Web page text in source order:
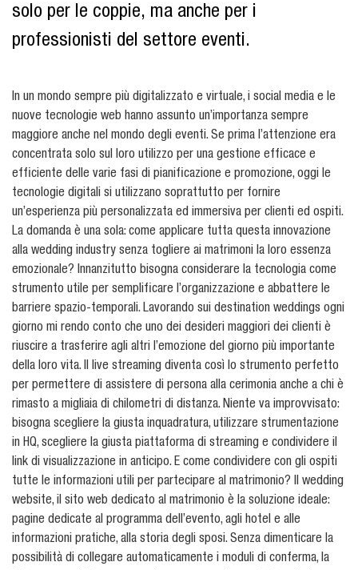
solo per le coppie, ma anche per i
professionisti del settore eventi.
In un mondo sempre più digitalizzato e virtuale, i social media e le
nuove tecnologie web hanno assunto un’importanza sempre
maggiore anche nel mondo degli eventi. Se prima l’attenzione era
concentrata solo sul loro utilizzo per una gestione efficace e
efficiente delle varie fasi di pianificazione e promozione, oggi le
tecnologie digitali si utilizzano soprattutto per fornire
un’esperienza più personalizzata ed immersiva per clienti ed ospiti.
La domanda è una sola: come applicare tutta questa innovazione
alla wedding industry senza togliere ai matrimoni la loro essenza
emozionale? Innanzitutto bisogna considerare la tecnologia come
strumento utile per semplificare l’organizzazione e abbattere le
barriere spazio-temporali. Lavorando sui destination weddings ogni
giorno mi rendo conto che uno dei desideri maggiori dei clienti è
riuscire a trasferire agli altri l’emozione del giorno più importante
della loro vita. Il live streaming diventa così lo strumento perfetto
per permettere di assistere di persona alla cerimonia anche a chi è
rimasto a migliaia di chilometri di distanza. Niente va improvvisato:
bisogna scegliere la giusta inquadratura, utilizzare strumentazione
in HQ, scegliere la giusta piattaforma di streaming e condividere il
link di visualizzazione in anticipo. E come condividere con gli ospiti
tutte le informazioni utili per partecipare al matrimonio? Il wedding
website, il sito web dedicato al matrimonio è la soluzione ideale:
pagine dedicate al programma dell’evento, agli hotel e alle
informazioni pratiche, alla storia degli sposi. Senza dimenticare la
possibilità di collegare automaticamente i moduli di conferma, la